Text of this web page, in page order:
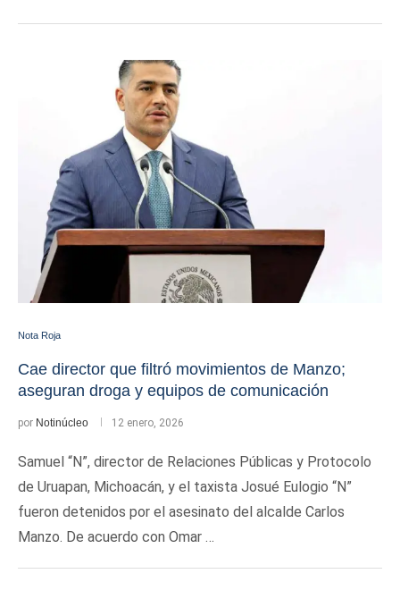
Nota Roja
Cae director que filtró movimientos de Manzo;
aseguran droga y equipos de comunicación
por Notinúcleo 12 enero, 2026
Samuel “N”, director de Relaciones Públicas y Protocolo
de Uruapan, Michoacán, y el taxista Josué Eulogio “N”
fueron detenidos por el asesinato del alcalde Carlos
Manzo. De acuerdo con Omar …